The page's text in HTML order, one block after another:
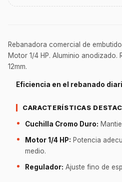
Rebanadora comercial de
Motor 1/4 HP. Aluminio anodizado.
12mm.
Eficiencia en el rebanado
CARACTERÍSTICAS
Cuchilla Cromo Duro:
Motor 1/4 HP: Potencia
medio.
Regulador: Ajuste fino de